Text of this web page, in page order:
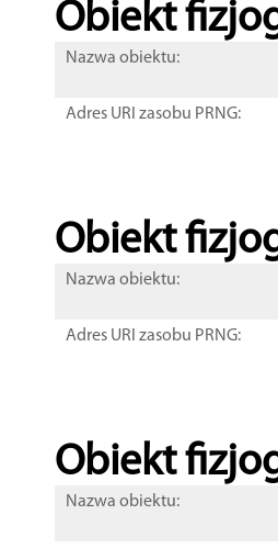
Obiekt
Nazwa obiektu:
Adres URI zasobu PRNG:
Obiekt
Nazwa obiektu:
Adres URI zasobu PRNG:
Obiekt
Nazwa obiektu: